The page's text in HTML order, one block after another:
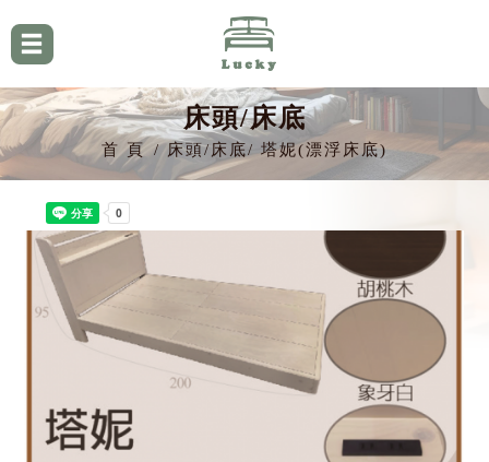
床頭/床底
首 頁 床頭/床底 塔妮(漂浮床底)